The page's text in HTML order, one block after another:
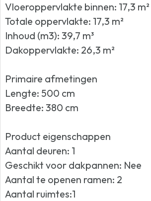
Vloeroppervlakte binnen: 17,3 m²
Totale oppervlakte: 17,3 m²
Inhoud (m3): 39,7 m³
Dakoppervlakte: 26,3 m²
Primaire afmetingen
Lengte: 500 cm
Breedte: 380 cm
Product eigenschappen
Aantal deuren: 1
Geschikt voor dakpannen: Nee
Aantal te openen ramen: 2
Aantal ruimtes:1